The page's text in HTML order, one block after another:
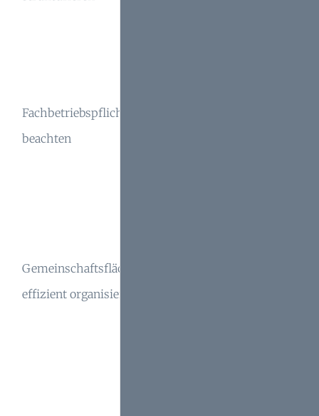
Fachbetriebspflicht
beachten
Gemeinschaftsflächen
effizient organisieren